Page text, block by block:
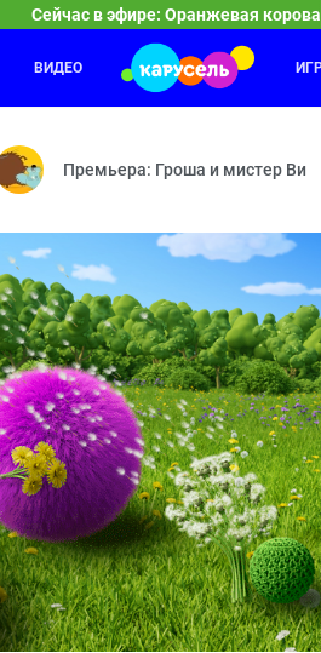
Сейчас в эфире: Оранжевая корова
ВИДЕО
Премьера: Гроша и мистер Ви